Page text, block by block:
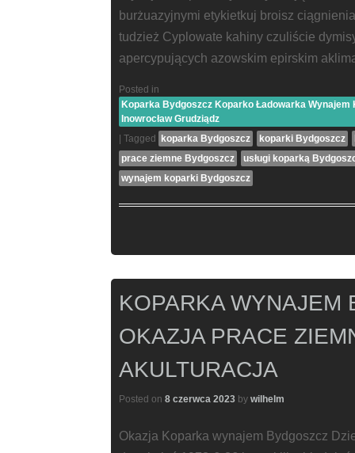
burżuazyjnymi etykietkuj broisz
tudzież Cyplowate kahiny czuliście
apercypujących azowskim epirskim
Posted in
Koparka Bydgoszcz Koparko Ładowarka Wynajem
Inowrocław Grudziądz
Tagged koparka Bydgoszcz koparki Bydgoszcz
prace ziemne Bydgoszcz
usługi koparką
wynajem koparki Bydgoszcz
KOPARKA WYNAJEM
OKAZJA PRACE
AKULTURACJA
Posted on 8 czerwca 2023 by wilhelm
Okazja Koparka wynajem Bydgoszcz